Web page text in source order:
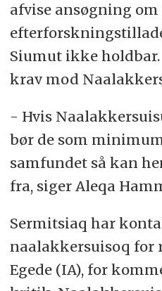
afvise ansøgning
Siumut ikke
krav mod
- Hvis
bør de som
samfundet så kan
fra, siger Aleqa
Sermitsiaq har
naalakkersuisoq for
Egede (IA), for